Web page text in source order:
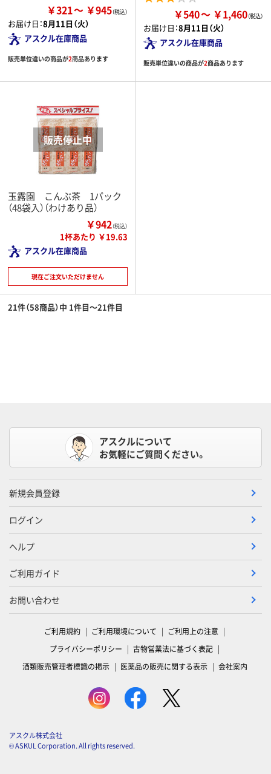
￥321 ￥945
お届け日：8月11日（火）
アスクル在庫商品
販売単位違いの商品が2商品あります
￥540 ￥1,460
お届け日：8月11日（火）
アスクル在庫商品
販売単位違いの商品が2商品あります
玉露園 こんぶ茶 1パック
（48袋入）（わけあり品）
￥942（税込）
1杯あたり ￥19.63
アスクル在庫商品
現在ご注文いただけません
21件（58商品）中 1件目～21件目
アスクルについて
お気軽にご質問ください。
新規会員登録
ログイン
ヘルプ
ご利用ガイド
お問い合わせ
ご利用規約 ご利用環境について
ご利用上の注意
プライバシーポリシー
古物営業法に基づく表記
酒類販売管理者標識の掲示
医薬品の販売に関する表示 会社案内
アスクル株式会社
© ASKUL Corporation. All rights reserved.